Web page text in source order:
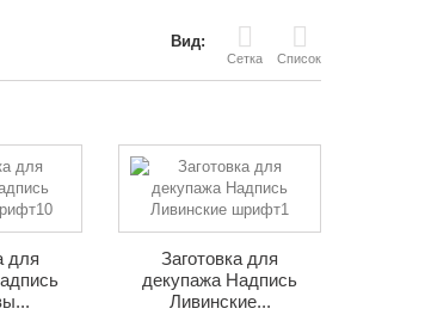
Вид:
Сетка Список
для
Заготовка для
декупажа Надпись
Ливинские...